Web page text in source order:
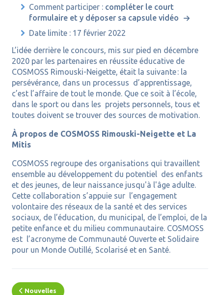
Comment participer : compléter le court
formulaire et y déposer sa capsule vidéo
Date limite : 17 février 2022
L’idée derrière le concours, mis sur pied en décembre
2020 par les partenaires en réussite éducative de
COSMOSS Rimouski-Neigette, était la suivante : la
persévérance, dans un processus d’apprentissage,
c’est l’affaire de tout le monde. Que ce soit à l’école,
dans le sport ou dans les projets personnels, tous et
toutes doivent se trouver des sources de motivation.
À propos de COSMOSS Rimouski-Neigette et La
Mitis
COSMOSS regroupe des organisations qui travaillent
ensemble au développement du potentiel des enfants
et des jeunes, de leur naissance jusqu'à l'âge adulte.
Cette collaboration s’appuie sur l’engagement
volontaire des réseaux de la santé et des services
sociaux, de l’éducation, du municipal, de l’emploi, de la
petite enfance et du milieu communautaire. COSMOSS
est l’acronyme de Communauté Ouverte et Solidaire
pour un Monde Outillé, Scolarisé et en Santé.
Nouvelles